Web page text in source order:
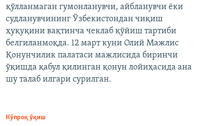
қўлланмаган гумонланувчи, айбланувчи ёки
судланувчининг Ўзбекистондан чиқиш
ҳуқуқини вақтинча чеклаб қўйиш тартиби
белгиланмоқда. 12 март куни Олий Мажлис
Қонунчилик палатаси мажлисида биринчи
ўқишда қабул қилинган қонун лойиҳасида ана
шу талаб илгари сурилган.
Кўпроқ ўқиш